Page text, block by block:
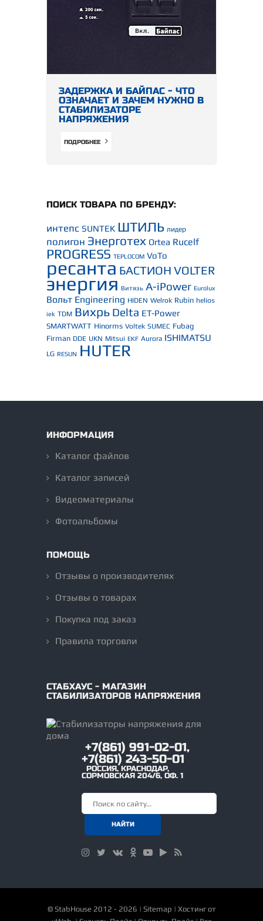
ЗАДЕРЖКА И БАЙПАС - ЧТО
ОЗНАЧАЕТ И ЗАЧЕМ НУЖНО В
СТАБИЛИЗАТОРЕ
НАПРЯЖЕНИЯ
ПОДРОБНЕЕ
ПОИСК ТОВАРА ПО БРЕНДУ:
интепс SUNTEK ШТИЛЬ лидер
полигон Энерготех Ortea Rucelf
PROGRESS TEPLOCOM VoTo
ресанта БАСТИОН VOLTER
энергия Витязь A-iPower Eurolux
Вольт Engineering HIDEN Welrok Rubin helios
iek TDM Вихрь Delta ET-Power
SMARTWATT Hinorms Voltek SUMEC Fubag
Firman DDE UKN Mitsui EKF Aurora ISHIMATSU
LG RESUN HUTER
ИНФОРМАЦИЯ
Каталог файлов
Каталог записей
Видеоматериалы
Фотоальбомы
ПОМОЩЬ
Отзывы о производителях
Отзывы о товарах
Покупка под заказ
Правила торговли
СТАБХАУС - МАГАЗИН
СТАБИЛИЗАТОРОВ НАПРЯЖЕНИЯ
+7(861) 991-02-01,
+7(861) 243-50-01
РОССИЯ,КРАСНОДАР,
СОРМОВСКАЯ 204/6, ОФ. 1
© StabHouse2012 - 2026 | Sitemap | Хостинг от